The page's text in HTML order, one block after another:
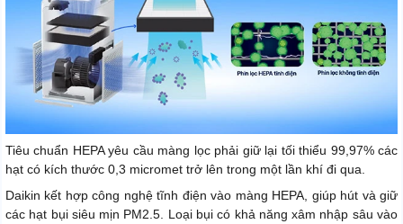
Tiêu chuẩn HEPA yêu cầu màng lọc phải giữ lại tối thiểu 99,97% các
hạt có kích thước 0,3 micromet trở lên trong một lần khí đi qua.
Daikin kết hợp công nghệ tĩnh điện vào màng HEPA, giúp hút và giữ
các hạt bụi siêu mịn PM2.5. Loại bụi có khả năng xâm nhập sâu vào